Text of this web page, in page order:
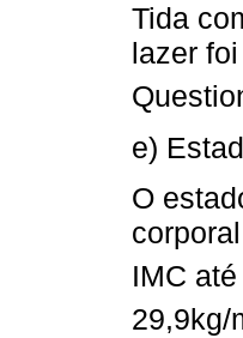
Tida
lazer
e)
O
IMC
29,9kg/